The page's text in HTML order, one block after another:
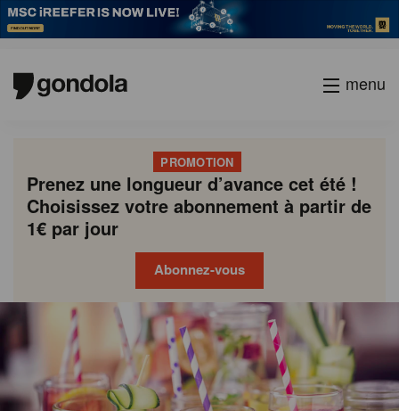
menu
PROMOTION
Prenez une longueur d’avance cet été !
Choisissez votre abonnement à partir de
1€ par jour
Abonnez-vous
Gondola
Gondola